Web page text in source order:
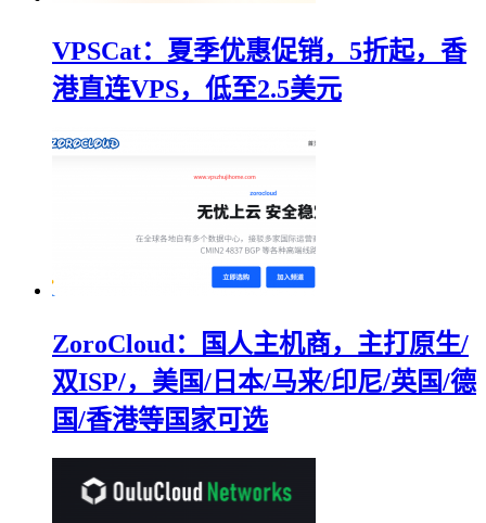
VPSCat：夏季优惠促销，5折起，香
港直连VPS，低至2.5美元
ZoroCloud：国人主机商，主打原生/
双ISP/，美国/日本/马来/印尼/英国/德
国/香港等国家可选